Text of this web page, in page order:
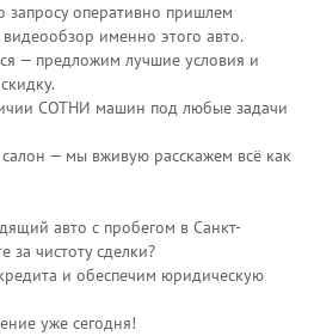
запросу оперативно пришлем
именно этого авто.
— предложим лучшие условия и
СОТНИ машин под любые задачи
— мы вживую расскажем всё как
авто с пробегом в Санкт-
за чистоту сделки?
и обеспечим юридическую
уже сегодня!